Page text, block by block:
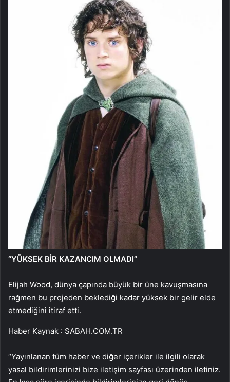
“YÜKSEK BİR KAZANCIM OLMADI”
Elijah Wood, dünya çapında büyük bir üne kavuşmasına
rağmen bu projeden beklediği kadar yüksek bir gelir elde
etmediğini itiraf etti.
Haber Kaynak : SABAH.COM.TR
“Yayınlanan tüm haber ve diğer içerikler ile ilgili olarak
yasal bildirimlerinizi bize iletişim sayfası üzerinden iletiniz.